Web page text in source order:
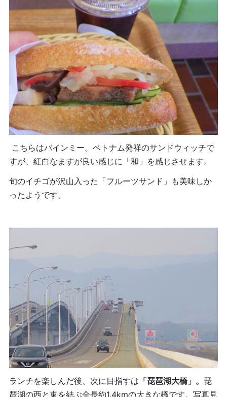
こちらはバインミー。 ベトナム発祥のサンドウィッチで
すが、紅白なますが良い感じに「和」を感じさせます。
旬のイチゴが沢山入った「フルーツサンド」も美味しか
ったようです。
ランチを楽しんだ後、次に目指すは 「琵琶湖大橋」。 琵
琶湖の西と東を結ぶ全長約1.4kmの大きな橋です。 写真見